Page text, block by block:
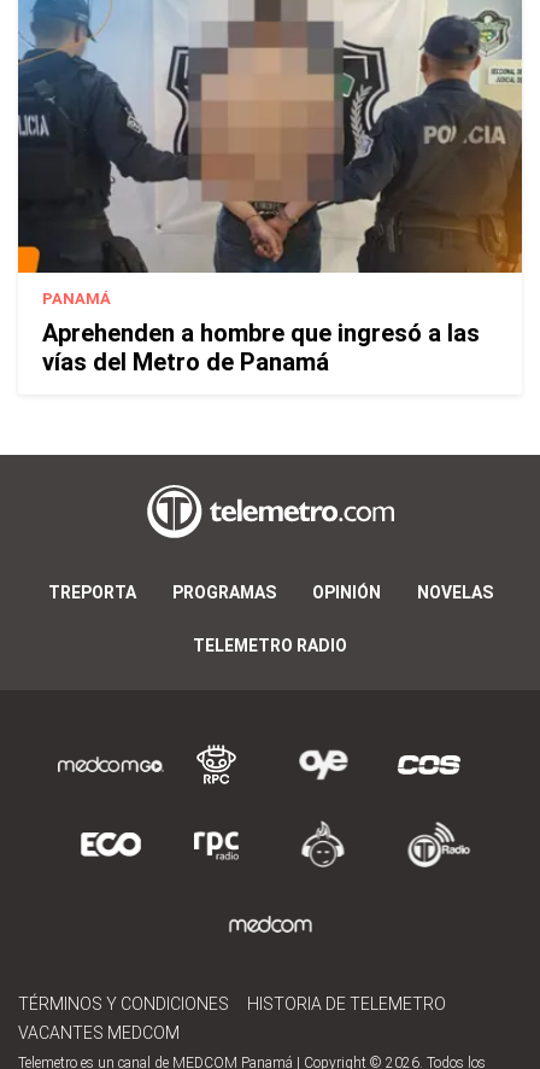
PANAMÁ
Aprehenden a hombre que ingresó a las
vías del Metro de Panamá
TREPORTA PROGRAMAS OPINIÓN NOVELAS
TELEMETRO RADIO
TÉRMINOS Y CONDICIONES
HISTORIA DE TELEMETRO
VACANTES MEDCOM
Telemetro es un canal de MEDCOM Panamá | Copyright © 2026. Todos los